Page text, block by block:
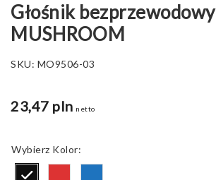
Głośnik bezprzewodowy
MUSHROOM
SKU: MO9506-03
23,47 pln netto
Kolor